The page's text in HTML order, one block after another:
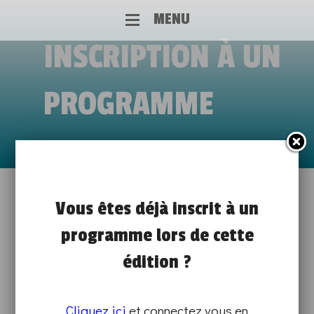
MENU
INSCRIPTION À UN
PROGRAMME
DECOUVERTE DES METIERS DU
BATIMENT AU SEIN DU CFA BTP
de 09h30 à 12h00
Vous êtes déjà inscrit à un
programme lors de cette
édition ?
Cliquez ici et connectez vous en